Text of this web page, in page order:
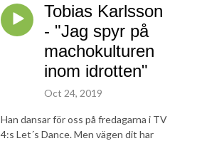
Tobias Karlsson
- "Jag spyr på
machokulturen
inom idrotten"
Oct 24, 2019
Han dansar för oss på fredagarna i TV
4:s Let´s Dance. Men vägen dit har